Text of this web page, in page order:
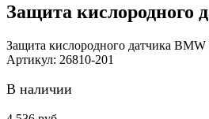
Защита кислородного
Защита кислородного датчика
Артикул: 26810-201
В наличии